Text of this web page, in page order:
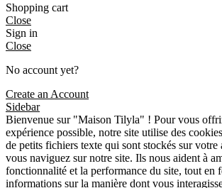
Shopping cart
Close
Sign in
Close
No account yet?
Create an Account
Sidebar
Bienvenue sur "Maison Tilyla" ! Pour vous
expérience possible, notre site utilise des
de petits fichiers texte qui sont stockés sur votre
vous naviguez sur notre site. Ils nous aident à
fonctionnalité et la performance du site, tout en
informations sur la manière dont vous